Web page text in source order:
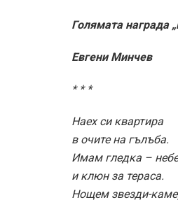
Голямата награда
Евгени Минчев
* * *
Наех си квартира
в очите на гълъба.
Имам гледка –
и клюн за тераса.
Нощем звезди-